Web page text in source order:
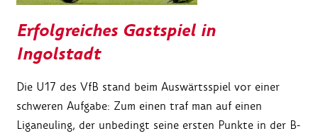
Erfolgreiches Gastspiel in
Ingolstadt
Die U17 des VfB stand beim Auswärtsspiel vor einer
schweren Aufgabe: Zum einen traf man auf einen
Liganeuling, der unbedingt seine ersten Punkte in der B-